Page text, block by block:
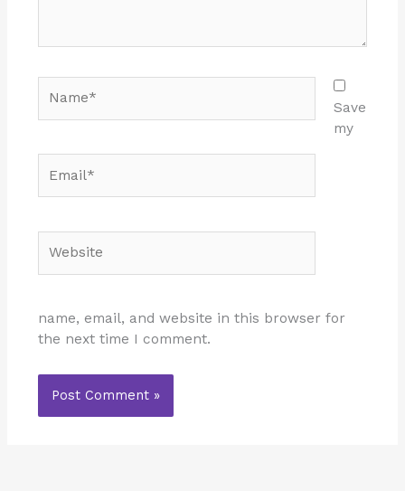
Save
my
name, email, and website in this browser for
the next time I comment.